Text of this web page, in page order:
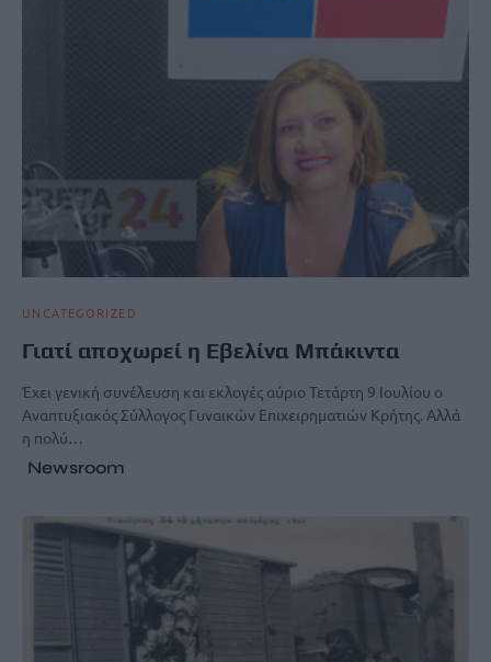
UNCATEGORIZED
Γιατί αποχωρεί η Εβελίνα Μπάκιντα
Έχει γενική συνέλευση και εκλογές αύριο Τετάρτη 9 Ιουλίου ο
Aναπτυξιακός Σύλλογος Γυναικών Επιχειρηματιών Κρήτης. Αλλά
η πολύ…
Newsroom